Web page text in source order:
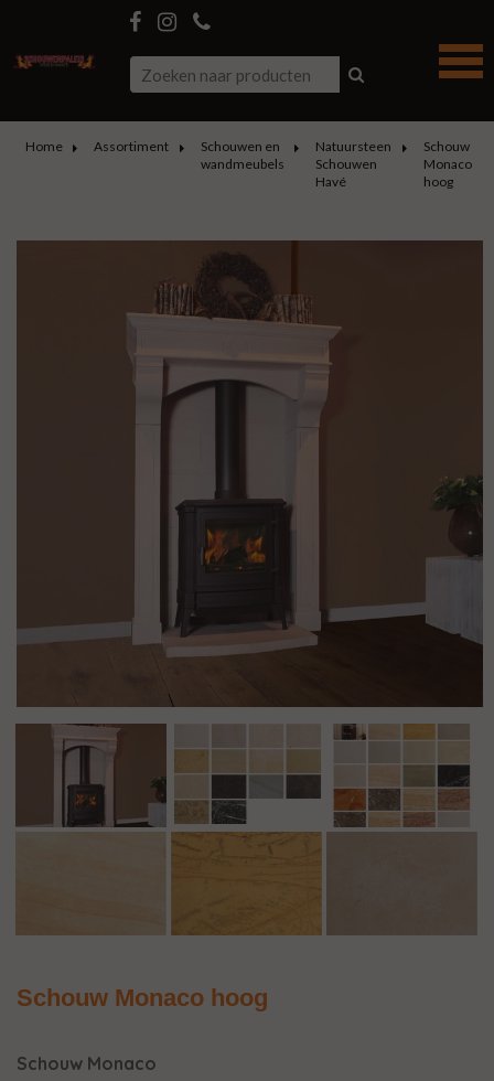
Home Assortiment
Schouwen en
wandmeubels
Natuursteen
Schouwen
Havé
Schouw
Monaco
hoog
Schouw Monaco hoog
Schouw Monaco